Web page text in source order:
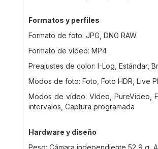
Formatos y perfiles
Formato de foto: JPG, DNG RAW
Formato de vídeo: MP4
Preajustes de color: I-Log, Estándar,
Modos de foto: Foto, Foto HDR, Live
Modos de vídeo: Vídeo, PureVideo,
intervalos, Captura programada
Hardware y diseño